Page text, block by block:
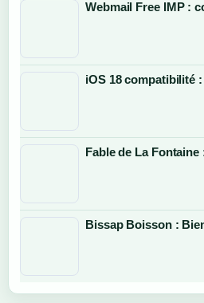
Webmail Free IMP :
iOS 18 compatibilité
Fable de La
Bissap Boisson :